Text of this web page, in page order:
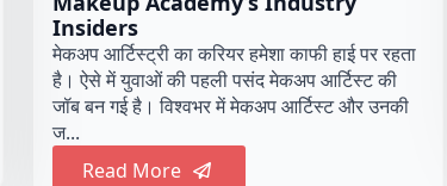
Insiders
मेकअप आर्टिस्ट्री का करियर हमेशा काफी हाई पर रहता
है। ऐसे में युवाओं की पहली पसंद मेकअप आर्टिस्ट की
जॉब बन गई है। विश्वभर में मेकअप आर्टिस्ट और उनकी
ज...
Read More